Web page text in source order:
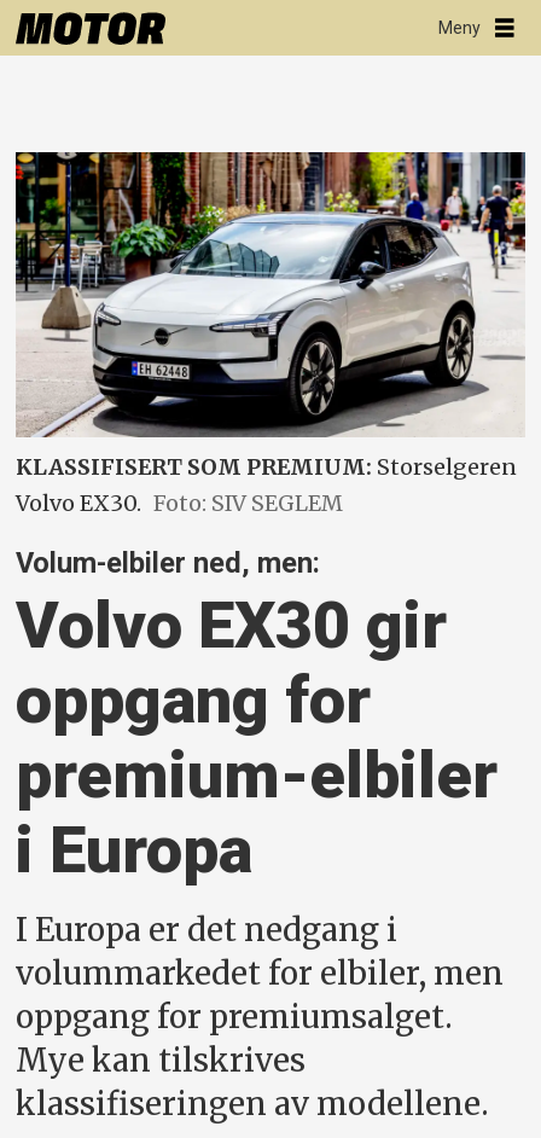
KLASSIFISERT SOM PREMIUM: Storselgeren
Volvo EX30. Foto: SIV SEGLEM
Volum-elbiler ned, men:
Volvo EX30 gir
oppgang for
premium-elbiler
i Europa
I Europa er det nedgang i
volummarkedet for elbiler, men
oppgang for premiumsalget.
Mye kan tilskrives
klassifiseringen av modellene.